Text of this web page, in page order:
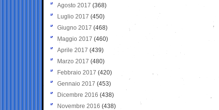
Agosto 2017 (368)
Luglio 2017 (450)
Giugno 2017 (468)
Maggio 2017 (460)
Aprile 2017 (439)
Marzo 2017 (480)
Febbraio 2017 (420)
Gennaio 2017 (453)
Dicembre 2016 (438)
Novembre 2016 (438)